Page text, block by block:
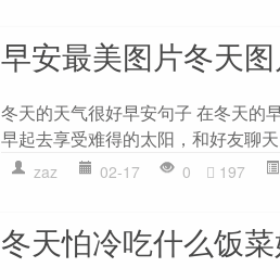
早安最美图片冬天
冬天的天气很好早安句子 在冬天的
早起去享受难得的太阳，和好友聊
zaz 02-17 0 197
冬天怕冷吃什么饭